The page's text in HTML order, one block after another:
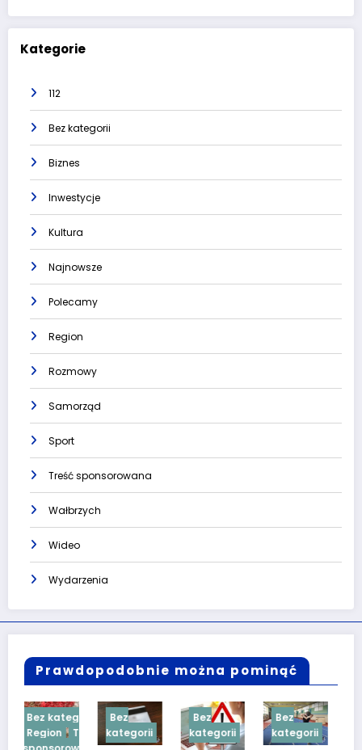
Kategorie
112
Bez kategorii
Biznes
Inwestycje
Kultura
Najnowsze
Polecamy
Region
Rozmowy
Samorząd
Sport
Treść sponsorowana
Wałbrzych
Wideo
Wydarzenia
Prawdopodobnie można pominąć
Treść
Bez
kategorii
Bez
kategorii
Bez
kategorii
Bez
kategorii